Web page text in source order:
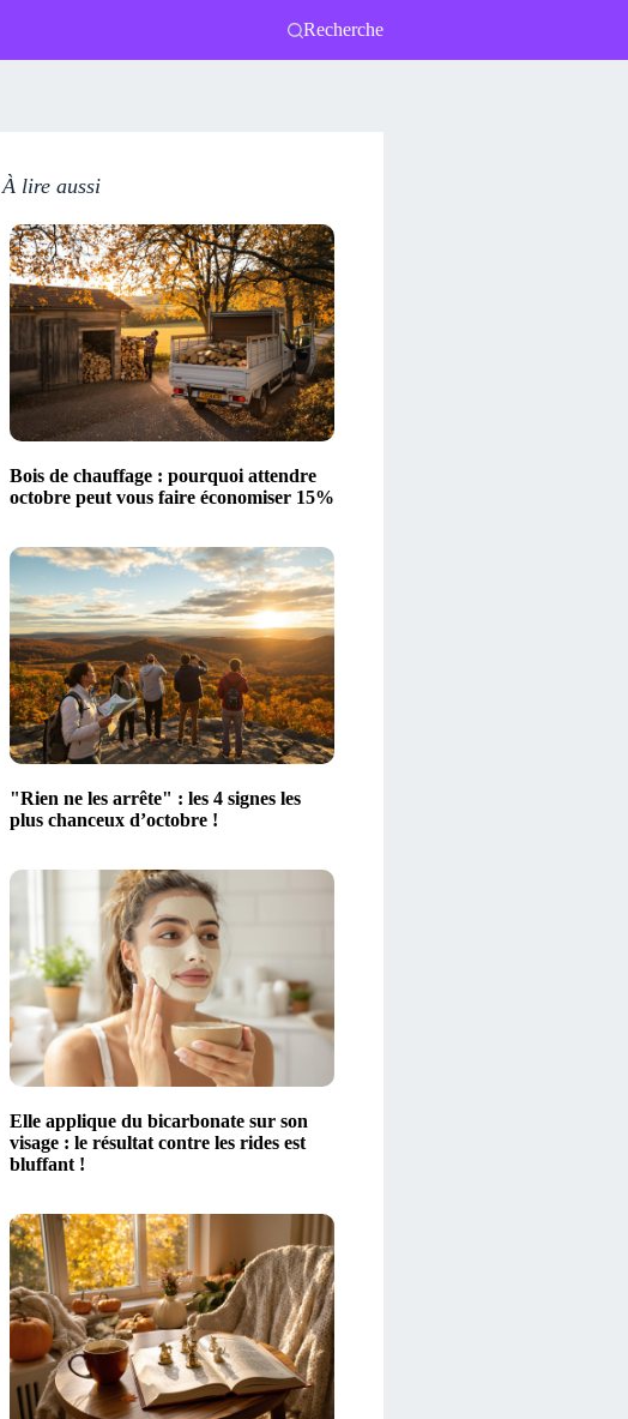
Recherche
À lire aussi
Bois de chauffage : pourquoi attendre
octobre peut vous faire économiser 15%
"Rien ne les arrête" : les 4 signes les
plus chanceux d’octobre !
Elle applique du bicarbonate sur son
visage : le résultat contre les rides est
bluffant !